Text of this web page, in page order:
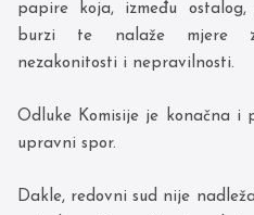
papire koja, između
burzi te nalaže mjere
nezakonitosti i nepravilnosti.
Odluke Komisije je konačna i
upravni spor.
Dakle, redovni sud nije